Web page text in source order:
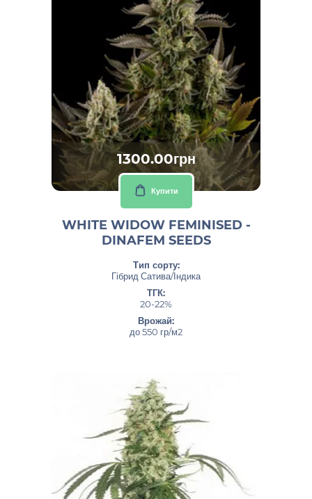
1300.00грн
Купити
WHITE WIDOW FEMINISED -
DINAFEM SEEDS
Тип сорту:
Гібрид Сатива/Індика
ТГК:
20-22%
Врожай:
до 550 гр/м2